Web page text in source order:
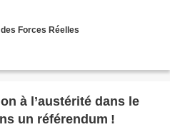
Forces Réelles
à l’austérité dans le
un référendum !